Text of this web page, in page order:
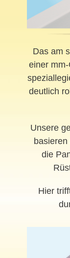
Das am
einer
deutlich
Unsere
die
Hier